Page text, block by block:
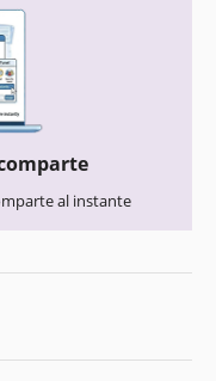
al instante